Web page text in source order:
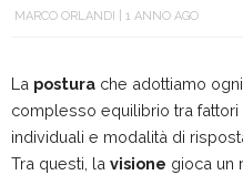
MARCO ORLANDI 1 ANNO AGO
La postura che adottiamo
complesso equilibrio tra
individuali e modalità di
Tra questi, la visione gioca un